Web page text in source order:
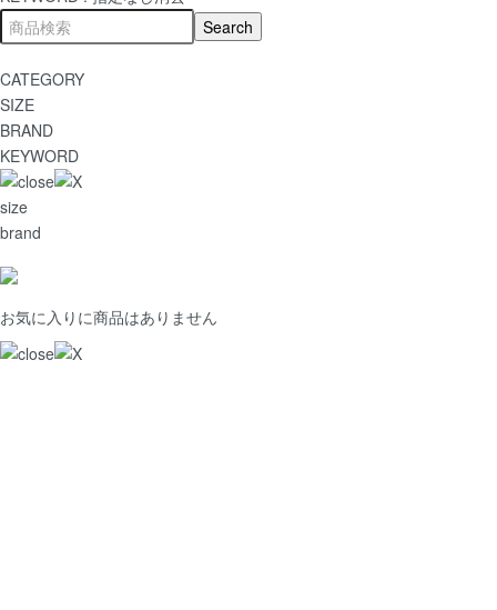
CATEGORY
SIZE
BRAND
KEYWORD
size
brand
お気に入りに商品はありません